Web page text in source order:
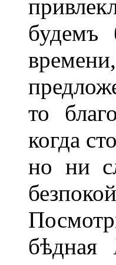
будемъ
то
когда
но ни
бѣдная